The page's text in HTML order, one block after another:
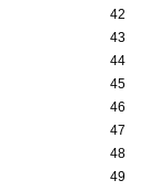
42
43
44
45
46
47
48
49